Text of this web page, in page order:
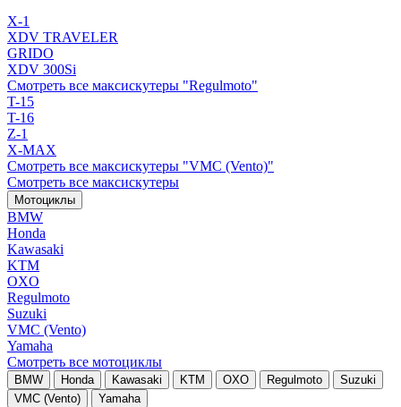
X-1
XDV TRAVELER
GRIDO
XDV 300Si
Смотреть все максискутеры "Regulmoto"
T-15
T-16
Z-1
X-MAX
Смотреть все максискутеры "VMC (Vento)"
Смотреть все максискутеры
Мотоциклы
BMW
Honda
Kawasaki
KTM
OXO
Regulmoto
Suzuki
VMC (Vento)
Yamaha
Смотреть все мотоциклы
BMW Honda Kawasaki KTM OXO Regulmoto
Suzuki
VMC (Vento)
Yamaha